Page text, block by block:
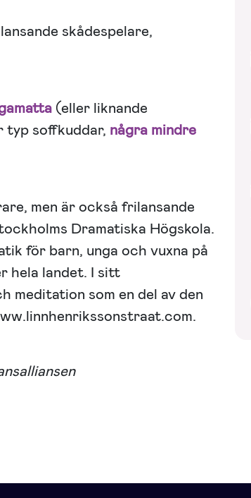
skådespelare,
(eller liknande
soffkuddar, några mindre
men är också frilansande
Dramatiska Högskola.
för barn, unga och vuxna på
hela landet. I sitt
meditation som en del av den